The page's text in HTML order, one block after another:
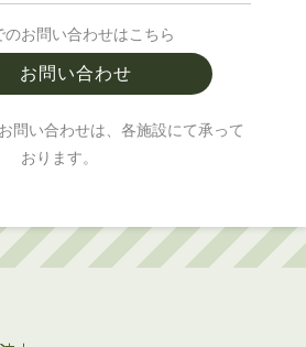
のお問い合わせはこちら
お問い合わせ
問い合わせは、各施設にて承って
おります。